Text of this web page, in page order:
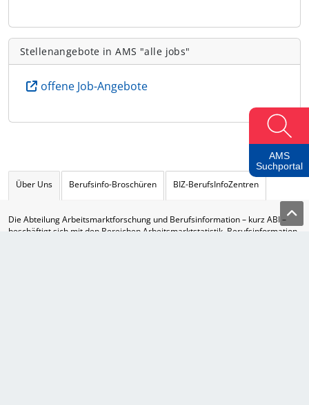
Stellenangebote in AMS "alle jobs"
offene Job-Angebote
Über Uns Berufsinfo-Broschüren BIZ-BerufsInfoZentren
Die Abteilung Arbeitsmarktforschung und Berufsinformation – kurz ABI –
beschäftigt sich mit den Bereichen Arbeitsmarktstatistik, Berufsinformation
AMS
Suchportal